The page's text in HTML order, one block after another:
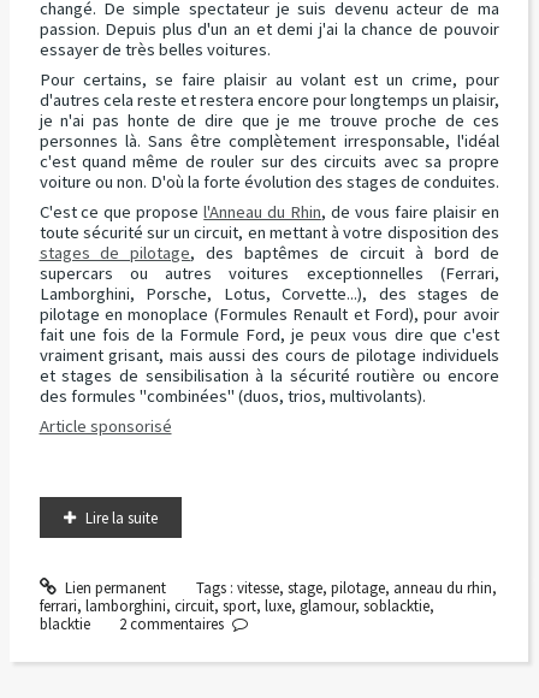
changé. De simple spectateur je suis devenu acteur de ma
passion. Depuis plus d'un an et demi j'ai la chance de pouvoir
essayer de très belles voitures.
Pour certains, se faire plaisir au volant est un crime, pour
d'autres cela reste et restera encore pour longtemps un plaisir,
je n'ai pas honte de dire que je me trouve proche de ces
personnes là. Sans être complètement irresponsable, l'idéal
c'est quand même de rouler sur des circuits avec sa propre
voiture ou non. D'où la forte évolution des stages de conduites.
C'est ce que proposel'Anneau du Rhin, de vous faire plaisir en
toute sécurité sur un circuit, en mettant à votre disposition des
stages de pilotage, des baptêmes de circuit à bord de
supercars ou autres voitures exceptionnelles (Ferrari,
Lamborghini, Porsche, Lotus, Corvette...), des stages de
pilotage en monoplace (Formules Renault et Ford), pour avoir
fait une fois de la Formule Ford, je peux vous dire que c'est
vraiment grisant, mais aussi des cours de pilotage individuels
et stages de sensibilisation à la sécurité routière ou encore
des formules "combinées" (duos, trios, multivolants).
Article sponsorisé
Lire la suite
Lien permanent Tags : vitesse, stage, pilotage, anneau du rhin,
ferrari, lamborghini, circuit, sport, luxe, glamour, soblacktie,
blacktie
2commentaires